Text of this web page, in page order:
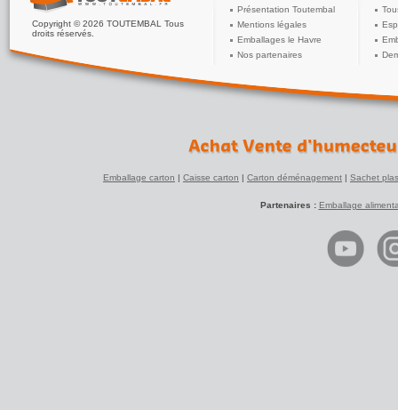
Une solution
environnements
Copyright © 2026 TOUTEMBAL Tous
droits réservés.
Présentation Toutembal
Mentions légales
Emballages le Havre
Nos partenaires
Emballage carton | Caisse carton | Carton déménagement | Sachet
Partenaires : Emballage